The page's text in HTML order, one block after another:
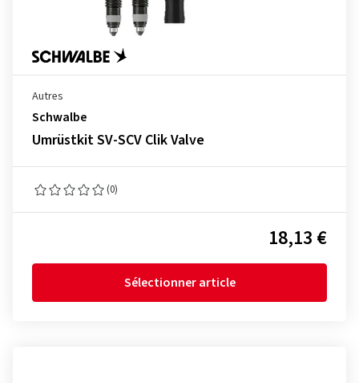
Autres
Schwalbe
Umrüstkit SV-SCV Clik Valve
(0)
18,13 €
Sélectionner article